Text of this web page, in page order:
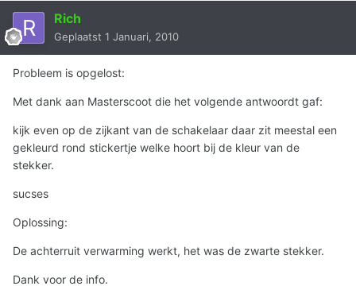
Rich
Geplaatst 1 Januari, 2010
Probleem is opgelost:
Met dank aan Masterscoot die het volgende antwoordt gaf:
kijk even op de zijkant van de schakelaar daar zit meestal een
gekleurd rond stickertje welke hoort bij de kleur van de
stekker.
sucses
Oplossing:
De achterruit verwarming werkt, het was de zwarte stekker.
Dank voor de info.